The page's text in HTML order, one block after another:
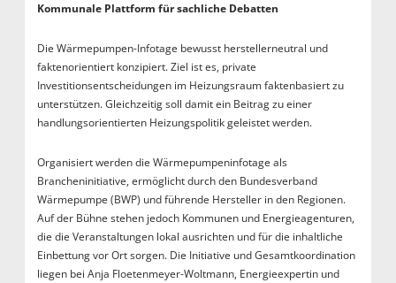
Kommunale Plattform für sachliche Debatten
Die Wärmepumpen-Infotage bewusst herstellerneutral und
faktenorientiert konzipiert. Ziel ist es, private
Investitionsentscheidungen im Heizungsraum faktenbasiert zu
unterstützen. Gleichzeitig soll damit ein Beitrag zu einer
handlungsorientierten Heizungspolitik geleistet werden.
Organisiert werden die Wärmepumpeninfotage als
Brancheninitiative, ermöglicht durch den Bundesverband
Wärmepumpe (BWP) und führende Hersteller in den Regionen.
Auf der Bühne stehen jedoch Kommunen und Energieagenturen,
die die Veranstaltungen lokal ausrichten und für die inhaltliche
Einbettung vor Ort sorgen. Die Initiative und Gesamtkoordination
liegen bei Anja Floetenmeyer-Woltmann, Energieexpertin und